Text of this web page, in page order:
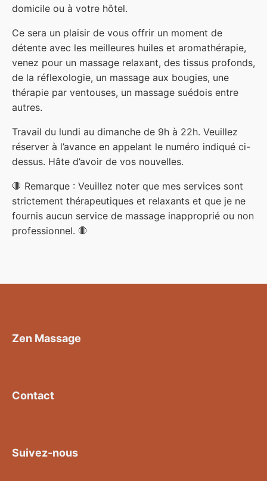
domicile ou à votre hôtel.
Ce sera un plaisir de vous offrir un moment de
détente avec les meilleures huiles et aromathérapie,
venez pour un massage relaxant, des tissus profonds,
de la réflexologie, un massage aux bougies, une
thérapie par ventouses, un massage suédois entre
autres.
Travail du lundi au dimanche de 9h à 22h. Veuillez
réserver à l’avance en appelant le numéro indiqué ci-
dessus. Hâte d’avoir de vos nouvelles.
🛑 Remarque : Veuillez noter que mes services sont
strictement thérapeutiques et relaxants et que je ne
fournis aucun service de massage inapproprié ou non
professionnel. 🛑
Zen Massage
Contact
Suivez-nous